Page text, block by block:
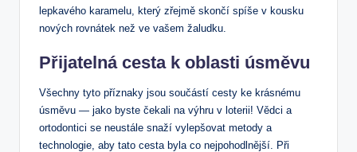
lepkavého karamelu, který zřejmě skončí spíše v kousku
nových rovnátek než ve vašem žaludku.
Přijatelná cesta k oblasti úsměvu
Všechny tyto příznaky jsou součástí cesty ke krásnému
úsměvu — jako byste čekali na výhru v loterii! Vědci a
ortodontici se neustále snaží vylepšovat metody a
technologie, aby tato cesta byla co nejpohodlnější. Při